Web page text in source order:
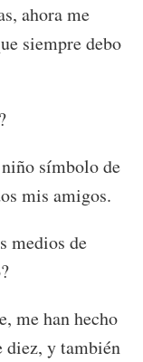
ahora me
siempre debo
símbolo de
mis amigos.
medios de
me han hecho
diez, y también